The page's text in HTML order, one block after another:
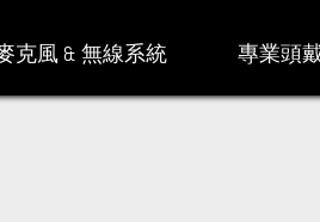
克風 & 無線系統 專業頭